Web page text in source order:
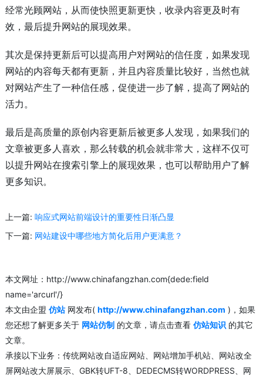
经常光顾网站，从而使快照更新更快，收录内容更及时有
效，最后提升网站的展现效果。
其次是保持更新后可以提高用户对网站的信任度，如果发现
网站的内容每天都有更新，并且内容质量比较好，当然也就
对网站产生了一种信任感，促使进一步了解，提高了网站的
活力。
最后是高质量的原创内容更新后被更多人发现，如果我们的
文章被更多人喜欢，那么转载的机会就非常大，这样不仅可
以提升网站在搜索引擎上的展现效果，也可以帮助用户了解
更多知识。
上一篇: 响应式网站前端设计的重要性日渐凸显
下一篇: 网站建设中哪些地方简化后用户更满意？
本文网址：http://www.chinafangzhan.com{dede:field
name='arcurl'/}
本文由企盟 仿站 网发布( http://www.chinafangzhan.com )，如果
您还想了解更多关于 网站仿制 的文章，请点击查看 仿站知识 的其它
文章。
承接以下业务：传统网站改自适应网站、网站增加手机站、网站改全
屏网站改大屏展示、GBK转UFT-8、DEDECMS转WORDPRESS、网